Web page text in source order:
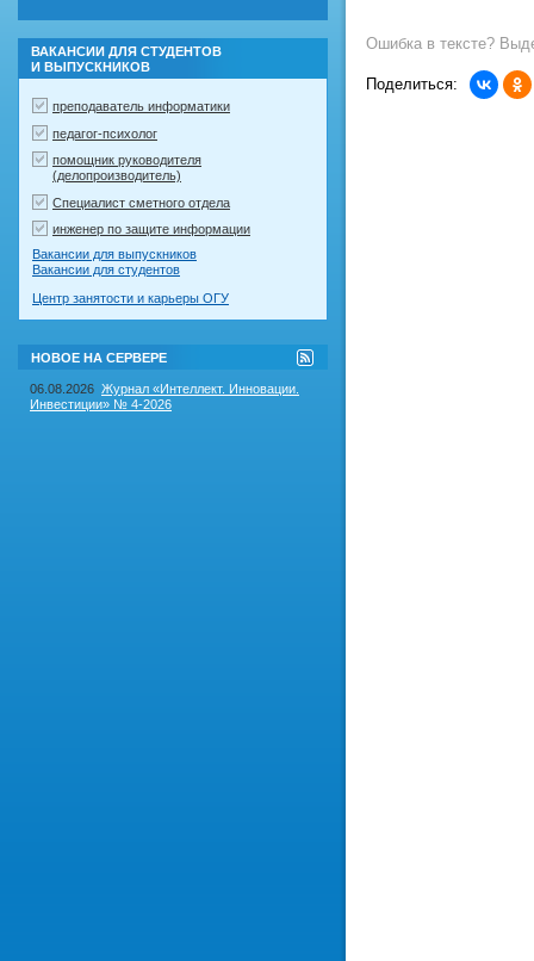
ВАКАНСИИ ДЛЯ СТУДЕНТОВ
И ВЫПУСКНИКОВ
преподаватель информатики
педагог-психолог
помощник руководителя
(делопроизводитель)
Специалист сметного отдела
инженер по защите информации
Вакансии для выпускников
Вакансии для студентов
Центр занятости и карьеры ОГУ
НОВОЕ НА СЕРВЕРЕ
RSS-
лента
на
06.08.2026 Журнал «Интеллект. Инновации.
Инвестиции» № 4-2026
Ошибка в тексте?
Поделиться: